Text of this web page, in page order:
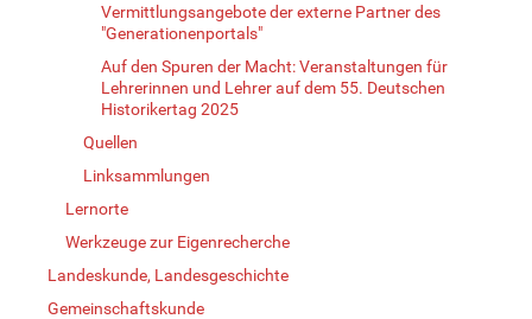
Vermittlungsangebote der externe Partner des
"Generationenportals"
Auf den Spuren der Macht: Veranstaltungen für
Lehrerinnen und Lehrer auf dem 55. Deutschen
Historikertag 2025
Quellen
Linksammlungen
Lernorte
Werkzeuge zur Eigenrecherche
Landeskunde, Landesgeschichte
Gemeinschaftskunde